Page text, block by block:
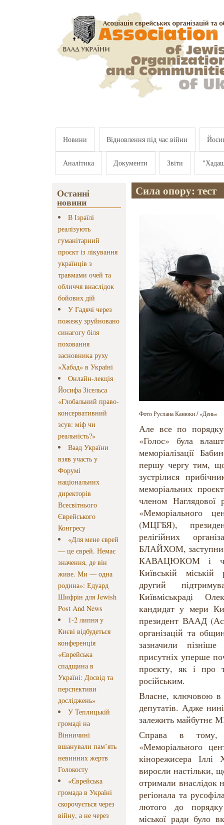
Новини Відновлення під час війни
Аналітика Документи Звіти
Останні
новини
В Ізраїлі
реалізують
гуманітарний
проєкт із лікування
українців з
травмами очей та
обличчя внаслідок
бойових дій
У Гадячі через
пожежу зруйновано
синагогу біля
поховання
засновника руху
«Хабад» в Україні
Онлайн-лекція
Йосифа Зісельса
«Глобальний право-
консервативний
зсув: міф чи
реальність?»
Ваад України
взяв участь у
Форумі
національних
директорів
Всесвітнього
Єврейського
Конгресу
«Для мене єврей
— це єврей. Немає
значення, де він
живе. Ми — одна
родина»: Едуард
Шифрін для Jewish
Post And News
1-2 липня у
Києві відбудеться
конференція
«Єврейська
спадщина в
Україні: Досвід та
перспективи
досліджень»
У Теплицькій
громаді на
Вінничині
вшанували пам’ять
невинних жертв
Голокосту
«Єврейська
громада в Україні
скорочується через
війну, а не через
Сила опору: тест
Фото Руслана Канюки / «День»
Але все по
«Голос» була
меморіалізації
першу чергу тим,
зустрілися
меморіальних
членом Наглядової
«Меморіального
(МЦГБЯ),
релігійних
БЛАЙХОМ,
КАВАЦЮКОМ і
Київській
другий
Київміськраді
кандидат у мери
президент ВААД
організацій та
зазначили пізніше
присутніх уперше
проєкту, як і
російським.
Власне, ключовою в
депутатів. Адже
залежить майбутнє
Справа в тому,
«Меморіального
кінорежисера
виросли настільки,
отримали внаслідок
регіонала та
лютого до порядку
міської ради було